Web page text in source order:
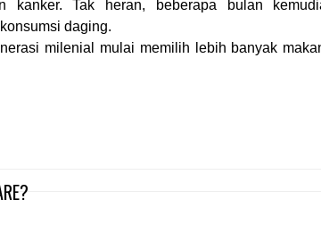
kanker. Tak heran, beberapa bulan
daging.
milenial mulai memilih lebih banyak